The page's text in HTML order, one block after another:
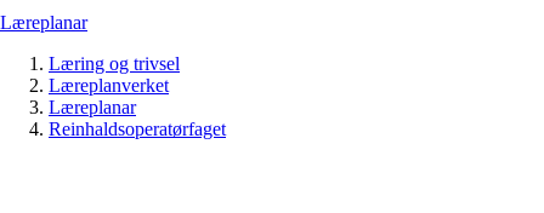
Læreplanar
Læring og trivsel
Læreplanverket
Læreplanar
Reinhaldsoperatørfaget